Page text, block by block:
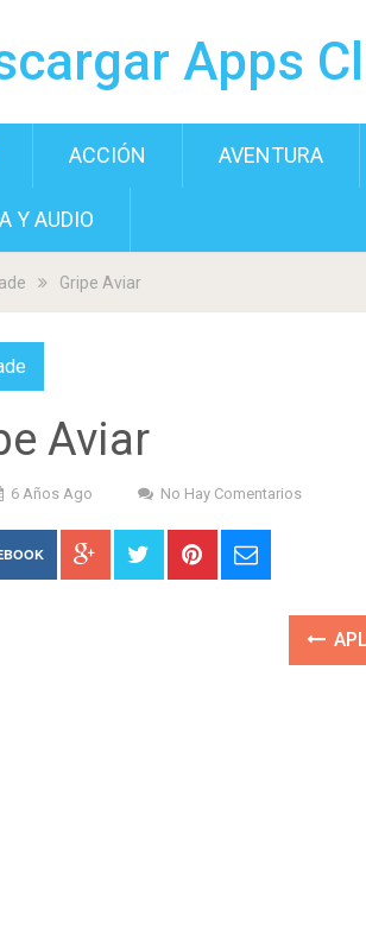
Apps
ACCIÓN AVENTURA
Y AUDIO
Gripe Aviar
Aviar
6 Años Ago No Hay Comentarios